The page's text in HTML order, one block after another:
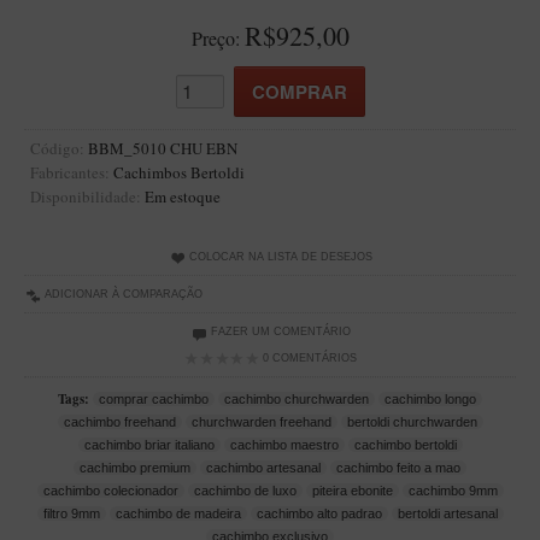
Suporte Botinha para 1 cachimbo
Suporte para 2 Cachimbos
Suporte Retangular
CACHIMBOS ARTESANAIS BRASILEIROS
Cachimbos com Anel
Elite
Elite Nº 2
Elite Polido
Preço: R$925,00
Código: BBM_5010 CHU EBN
Fabricantes: Cachimbos Bertoldi
Disponibilidade: Em estoque
COLOCAR NA LISTA DE DESEJOS
ADICIONAR À COMPARAÇÃO
FAZER UM COMENTÁRIO
0 COMENTÁRIOS
Tags: comprar cachimbo cachimbo churchwarden
cachimbo longo
cachimbo freehand
churchwarden freehand
bertoldi churchwarden
cachimbo briar italiano
cachimbo maestro
cachimbo bertoldi
cachimbo premium
cachimbo artesanal
cachimbo feito a mao
cachimbo colecionador
cachimbo de luxo piteira ebonite
cachimbo 9mm
filtro 9mm
cachimbo de madeira cachimbo alto padrao
bertoldi artesanal
cachimbo exclusivo